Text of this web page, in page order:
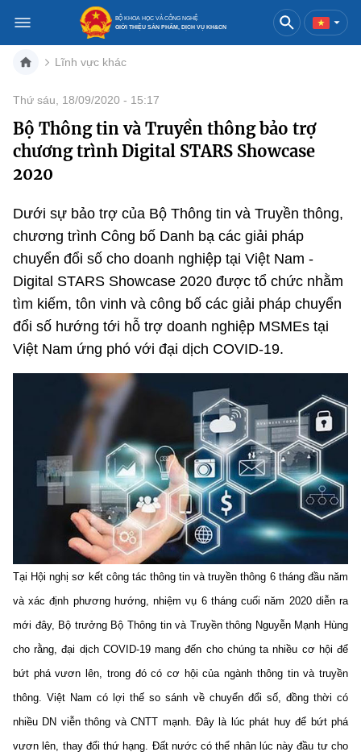
BỘ KHOA HỌC VÀ CÔNG NGHỆ
GIỚI THIỆU SẢN PHẨM, DỊCH VỤ KH&CN
Danh mục
Trang chủ
Sản phẩm
Dịch vụ
Báo điện tử
Truyền hình
Đổi mới sáng tạo
Sản phẩm
Bưu chính
Dịch vụ
Bưu chính
Chuyển phát nhanh
Viễn thông
Sản phẩm
Phần cứng
Phần mềm
Tần số vô tuyến điện
Bảo mật
Công nghệ thông tin, Điện tử
Phần cứng
Phần mềm
Bảo mật
Chữ ký số
Giải pháp
Lĩnh vực khác
Hành chính
Bảng điện tử
Chọn ngôn ngữ
Việt Nam English
BỘ KHOA HỌC VÀ CÔNG NGHỆ
MINISTRY OF SCIENCE AND TECHNOLOGY
Hệ thống nội bộ
Điều khoản sử dụng
Sơ đồ trang
Liên kết
Lĩnh vực khác
Thứ sáu, 18/09/2020 - 15:17
Bộ Thông tin và Truyền thông bảo trợ
chương trình Digital STARS Showcase
2020
Dưới sự bảo trợ của Bộ Thông tin và Truyền thông,
chương trình Công bố Danh bạ các giải pháp
chuyển đổi số cho doanh nghiệp tại Việt Nam -
Digital STARS Showcase 2020 được tổ chức nhằm
tìm kiếm, tôn vinh và công bố các giải pháp chuyển
đổi số hướng tới hỗ trợ doanh nghiệp MSMEs tại
Việt Nam ứng phó với đại dịch COVID-19.
Tại Hội nghị sơ kết công tác thông tin và truyền thông 6 tháng đầu năm
và xác định phương hướng, nhiệm vụ 6 tháng cuối năm 2020 diễn ra
mới đây, Bộ trưởng Bộ Thông tin và Truyền thông Nguyễn Mạnh Hùng
cho rằng, đại dịch COVID-19 mang đến cho chúng ta nhiều cơ hội để
bứt phá vươn lên, trong đó có cơ hội của ngành thông tin và truyền
thông. Việt Nam có lợi thế so sánh về chuyển đổi số, đồng thời có
nhiều DN viễn thông và CNTT mạnh. Đây là lúc phát huy để bứt phá
vươn lên, thay đổi thứ hạng. Đất nước có thể nhân lúc này đầu tư cho